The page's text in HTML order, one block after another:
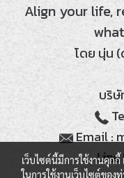
Align your life,
โดย นุ่น
บริษั
Email :
Line
เว็บไซต์นี้มีการใช้งานคุ
ในการใช้งานเว็บไซต์ขอ